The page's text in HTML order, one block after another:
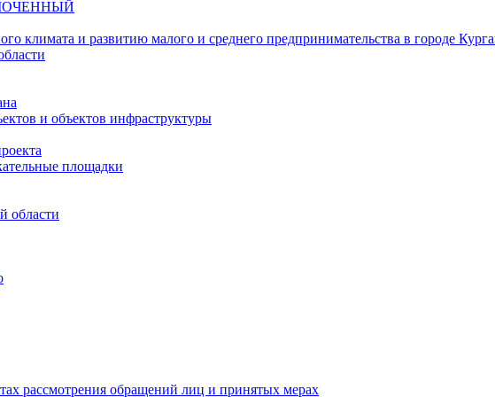
климата и развитию малого и среднего предпринимательства в городе
и объектов инфраструктуры
площадки
области
рассмотрения обращений лиц и принятых мерах